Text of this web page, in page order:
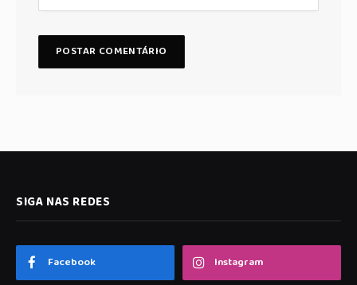
SIGA NAS REDES
Facebook Instagram